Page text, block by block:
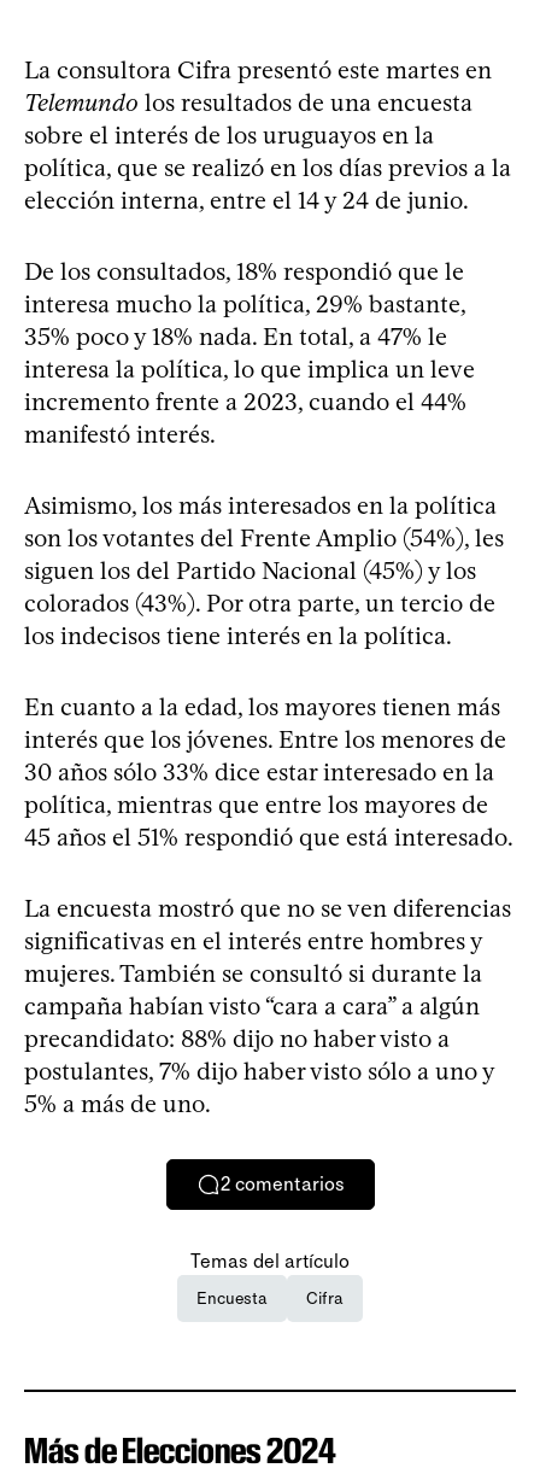
La consultora Cifra presentó este martes en
Telemundo los resultados de una encuesta
sobre el interés de los uruguayos en la
política, que se realizó en los días previos a la
elección interna, entre el 14 y 24 de junio.
De los consultados, 18% respondió que le
interesa mucho la política, 29% bastante,
35% poco y 18% nada. En total, a 47% le
interesa la política, lo que implica un leve
incremento frente a 2023, cuando el 44%
manifestó interés.
Asimismo, los más interesados en la política
son los votantes del Frente Amplio (54%), les
siguen los del Partido Nacional (45%) y los
colorados (43%). Por otra parte, un tercio de
los indecisos tiene interés en la política.
En cuanto a la edad, los mayores tienen más
interés que los jóvenes. Entre los menores de
30 años sólo 33% dice estar interesado en la
política, mientras que entre los mayores de
45 años el 51% respondió que está interesado.
La encuesta mostró que no se ven diferencias
significativas en el interés entre hombres y
mujeres. También se consultó si durante la
campaña habían visto “cara a cara” a algún
precandidato: 88% dijo no haber visto a
postulantes, 7% dijo haber visto sólo a uno y
5% a más de uno.
2 comentarios
Temas del artículo
Encuesta Cifra
Más de Elecciones 2024